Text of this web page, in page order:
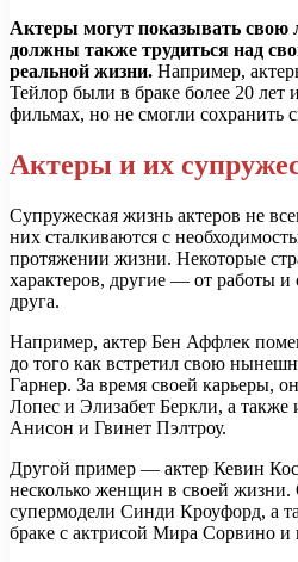
Актеры могут показывать свою
должны также трудиться над
реальной жизни. Например,
Тейлор были в браке более 20 лет
фильмах, но не смогли сохранить
Актеры и их
Супружеская жизнь актеров не
них сталкиваются с
протяжении жизни. Некоторые
характеров, другие — от работы и
друга.
Например, актер Бен Аффлек
до того как встретил свою
Гарнер. За время своей карьеры,
Лопес и Элизабет Беркли, а
Анисон и Гвинет Пэлтроу.
Другой пример — актер Кевин
несколько женщин в своей
супермодели Синди Кроуфорд, а
браке с актрисой Мира Сорвино